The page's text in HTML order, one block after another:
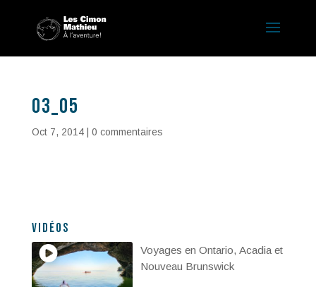
03_05
Oct 7, 2014| 0 commentaires
Vidéos
Voyages en Ontario, Acadia et
Nouveau Brunswick